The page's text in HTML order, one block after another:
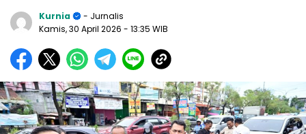
Kurnia
- Jurnalis
Kamis, 30 April 2026 - 13:35 WIB